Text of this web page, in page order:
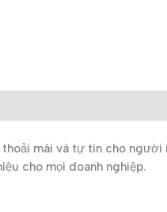
mái và tự tin cho người
cho mọi doanh nghiệp.